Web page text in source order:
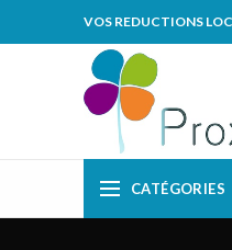
VOS REDUCTIONS
CATÉGORIES